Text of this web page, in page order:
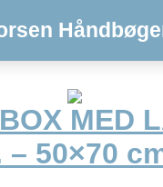
MED
50×70